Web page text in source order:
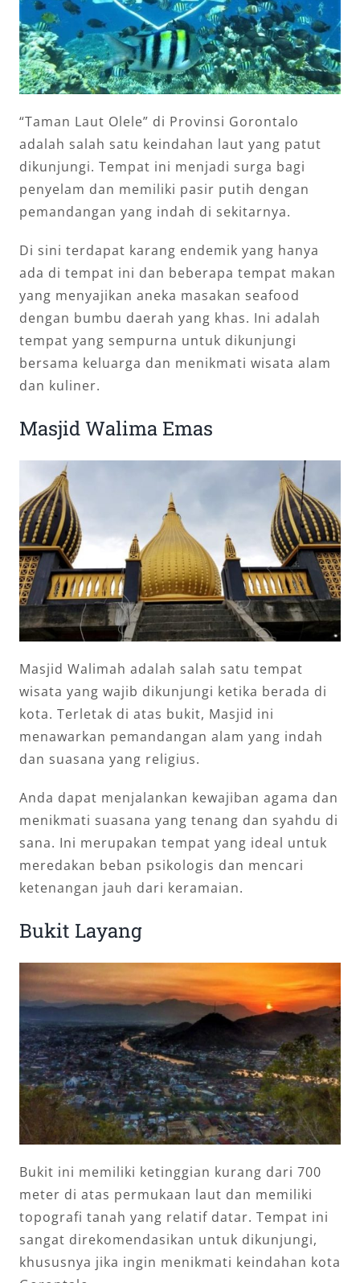
“Taman Laut Olele” di Provinsi Gorontalo
adalah salah satu keindahan laut yang patut
dikunjungi. Tempat ini menjadi surga bagi
penyelam dan memiliki pasir putih dengan
pemandangan yang indah di sekitarnya.
Di sini terdapat karang endemik yang hanya
ada di tempat ini dan beberapa tempat makan
yang menyajikan aneka masakan seafood
dengan bumbu daerah yang khas. Ini adalah
tempat yang sempurna untuk dikunjungi
bersama keluarga dan menikmati wisata alam
dan kuliner.
Masjid Walima Emas
Masjid Walimah adalah salah satu tempat
wisata yang wajib dikunjungi ketika berada di
kota. Terletak di atas bukit, Masjid ini
menawarkan pemandangan alam yang indah
dan suasana yang religius.
Anda dapat menjalankan kewajiban agama dan
menikmati suasana yang tenang dan syahdu di
sana. Ini merupakan tempat yang ideal untuk
meredakan beban psikologis dan mencari
ketenangan jauh dari keramaian.
Bukit Layang
Bukit ini memiliki ketinggian kurang dari 700
meter di atas permukaan laut dan memiliki
topografi tanah yang relatif datar. Tempat ini
sangat direkomendasikan untuk dikunjungi,
khususnya jika ingin menikmati keindahan kota